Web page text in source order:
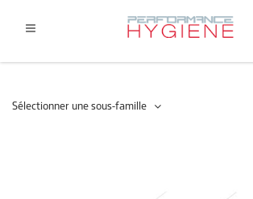
Sélectionner une sous-famille